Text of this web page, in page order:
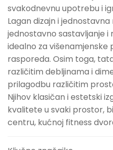
svakodnevnu upotrebu i
Lagan dizajn i
jednostavno sastavljanje
idealno za
rasporeda. Osim toga,
različitim debljinama i
prilagodbu različitim
Njihov klasičan i estetski
kvalitete u svaki prostor,
centru, kućnoj fitness